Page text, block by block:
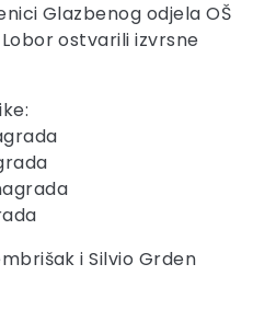
Glazbenog odjela OŠ
ostvarili izvrsne
i Silvio Grden